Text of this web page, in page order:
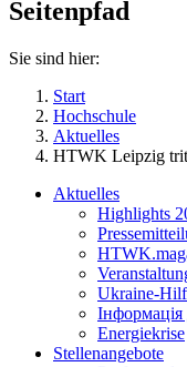
Seitenpfad
Sie sind hier:
Start
Hochschule
Aktuelles
HTWK Leipzig
Aktuelles
Highlights
Ukraine-
Інформація
Energiekrise
Stellenangebote